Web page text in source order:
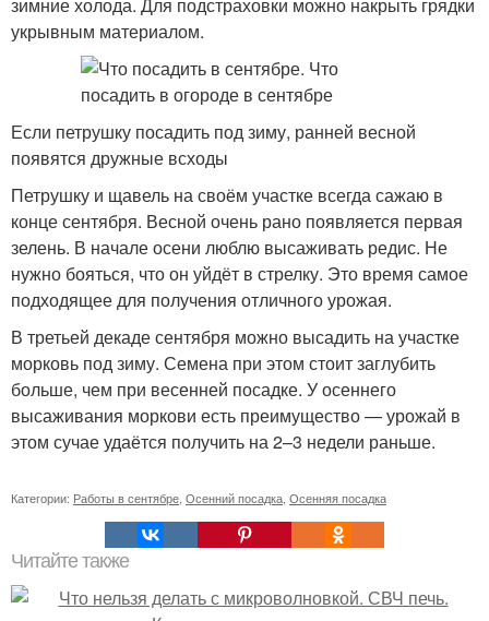
укрывным материалом.
Если петрушку посадить под зиму, ранней весной
появятся дружные всходы
Петрушку и щавель на своём участке всегда сажаю в
конце сентября. Весной очень рано появляется первая
зелень. В начале осени люблю высаживать редис. Не
нужно бояться, что он уйдёт в стрелку. Это время самое
подходящее для получения отличного урожая.
В третьей декаде сентября можно высадить на участке
морковь под зиму. Семена при этом стоит заглубить
больше, чем при весенней посадке. У осеннего
высаживания моркови есть преимущество — урожай в
этом сучае удаётся получить на 2–3 недели раньше.
Категории: Работы в сентябре Осенний посадка Осенняя посадка
Читайте также